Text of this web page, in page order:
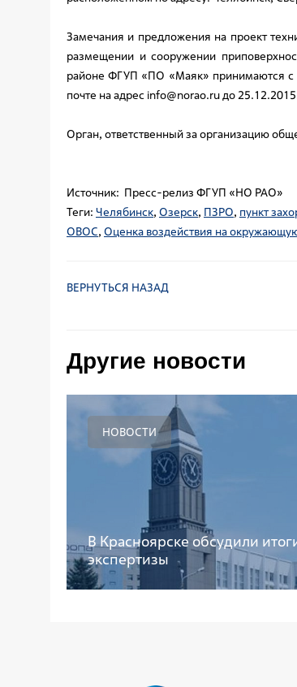
Замечания и предложения на проект
размещении и сооружении
районе ФГУП «ПО «Маяк» принимаются с
почте на адрес info@norao.ruдо
Орган, ответственный за организацию
Источник: Пресс-релиз ФГУП «НО РАО»
Теги: Челябинск, Озерск, ПЗРО, пункт
ОВОС, Оценка воздействия на
ВЕРНУТЬСЯ НАЗАД
Другие новости
НОВОСТИ
В Красноярске обсудили
экспертизы